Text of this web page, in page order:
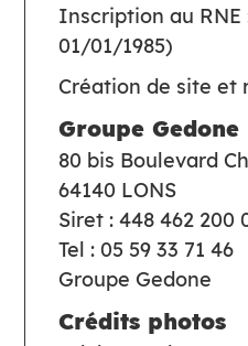
Inscription au RNE
01/01/1985)
Création de site et
Groupe Gedone
80 bis Boulevard
64140 LONS
Siret : 448 462 200
Tel : 05 59 33 71 46
Groupe Gedone
Crédits photos